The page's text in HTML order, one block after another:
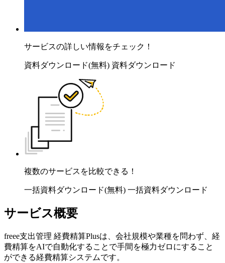
サービスの詳しい情報をチェック！
資料ダウンロード(無料) 資料ダウンロード
複数のサービスを比較できる！
一括資料ダウンロード(無料) 一括資料ダウンロード
サービス概要
freee支出管理 経費精算Plusは、会社規模や業種を問わず、経
費精算をAIで自動化することで手間を極力ゼロにすること
ができる経費精算システムです。